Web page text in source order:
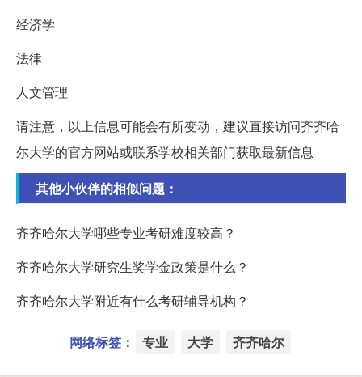
经济学
法律
人文管理
请注意，以上信息可能会有所变动，建议直接访问齐齐哈
尔大学的官方网站或联系学校相关部门获取最新信息
其他小伙伴的相似问题：
齐齐哈尔大学哪些专业考研难度较高？
齐齐哈尔大学研究生奖学金政策是什么？
齐齐哈尔大学附近有什么考研辅导机构？
网络标签： 专业 大学 齐齐哈尔